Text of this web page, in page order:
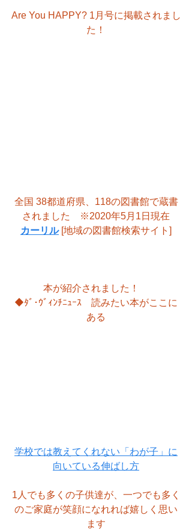
Are You HAPPY? 1月号に掲載されまし
た！
全国 38都道府県、118の図書館で蔵書
されました　※2020年5月1日現在
カーリル [地域の図書館検索サイト]
本が紹介されました！
◆ﾀﾞ･ｳﾞｨﾝﾁﾆｭｰｽ　読みたい本がここに
ある
学校では教えてくれない「わが子」に
向いている伸ばし方
1人でも多くの子供達が、一つでも多く
のご家庭が笑顔になれれば嬉しく思い
ます